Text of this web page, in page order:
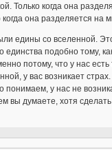
Только когда она
она разделяется
едины со вселенной.
единства подобно тому,
потому, что у нас
у вас возникает
понимаем, у нас не
вы думаете, хотя